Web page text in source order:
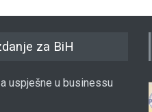
za BiH
uspješne u businessu